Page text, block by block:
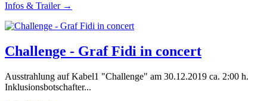
Infos & Trailer →
Challenge - Graf Fidi in concert
Ausstrahlung auf Kabel1 "Challenge" am 30.12.2019 ca. 2:00 h.
Inklusionsbotschafter...